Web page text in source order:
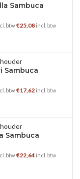
Sambuca
btw€25,08incl. btw
Sambuca
btw€17,62incl. btw
Sambuca
btw€22,64incl. btw